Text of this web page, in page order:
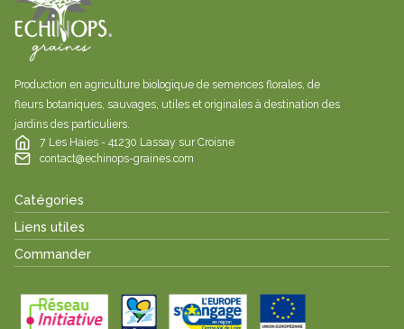
Production en agriculture biologique de semences florales, de
fleurs botaniques, sauvages, utiles et originales à destination des
jardins des particuliers.
7 Les Haies - 41230 Lassay sur Croisne
contact@echinops-graines.com
Catégories
Liens utiles
Commander